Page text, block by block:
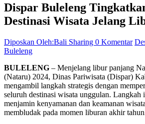
Dispar Buleleng
Destinasi Wisata Jelang
Diposkan Oleh:Bali Sharing 0 Komentar
Buleleng
BULELENG – Menjelang libur panjang
(Nataru) 2024, Dinas Pariwisata (Dispar)
mengambil langkah strategis dengan
seluruh destinasi wisata unggulan.
menjamin kenyamanan dan keamanan
membludak pada momen liburan akhir